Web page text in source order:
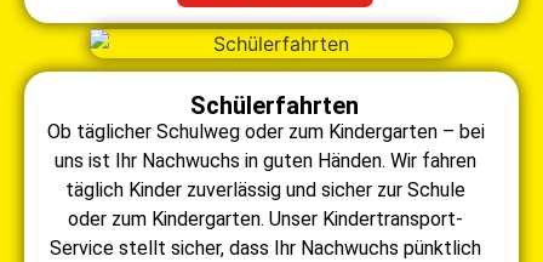
Schülerfahrten
Ob täglicher Schulweg oder zum Kindergarten – bei
uns ist Ihr Nachwuchs in guten Händen. Wir fahren
täglich Kinder zuverlässig und sicher zur Schule
oder zum Kindergarten. Unser Kindertransport-
Service stellt sicher, dass Ihr Nachwuchs pünktlich